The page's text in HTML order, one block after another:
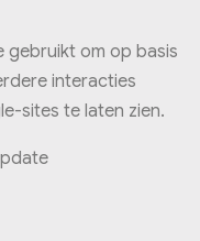
gebruikt om op basis
interacties
sites te laten zien.